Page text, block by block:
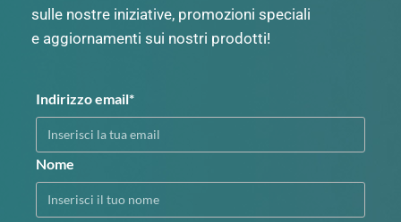
sulle nostre iniziative, promozioni speciali
e aggiornamenti sui nostri prodotti!
Indirizzo email*
Nome